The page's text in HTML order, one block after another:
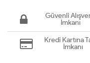
Güvenli
İmkanı
Kredi Kartına
İmkanı